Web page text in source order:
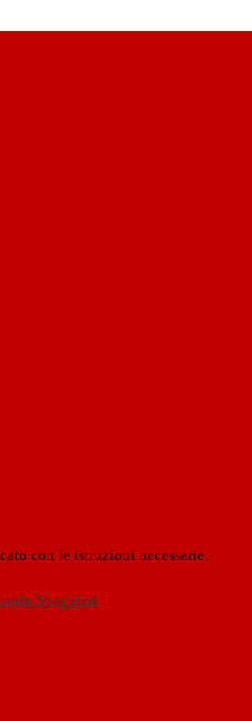
con le istruzioni necessarie.
Spaggiari